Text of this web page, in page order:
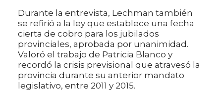
Durante la entrevista, Lechman también
se refirió a la ley que establece una fecha
cierta de cobro para los jubilados
provinciales, aprobada por unanimidad.
Valoró el trabajo de Patricia Blanco y
recordó la crisis previsional que atravesó la
provincia durante su anterior mandato
legislativo, entre 2011 y 2015.